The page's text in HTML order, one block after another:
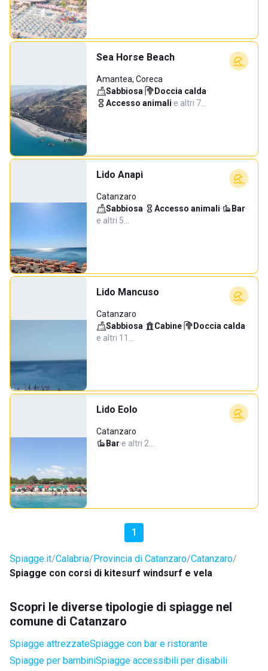
Sea Horse Beach
Amantea, Coreca
Sabbiosa· Doccia calda·
Accesso animali·e altri 7…
Lido Anapi
Catanzaro
Sabbiosa· Accesso animali· Bar·
e altri 5…
Lido Mancuso
Catanzaro
Sabbiosa· Cabine· Doccia calda·
e altri 11…
Lido Eolo
Catanzaro
Bar·e altri 2…
1
Spiagge.it Calabria Provincia di Catanzaro Catanzaro
Spiagge con corsi di kitesurf windsurf e vela
Scopri le diverse tipologie di spiagge nel
comune di Catanzaro
Spiagge attrezzateSpiagge con bar e ristorante
Spiagge per bambiniSpiagge accessibili per disabili